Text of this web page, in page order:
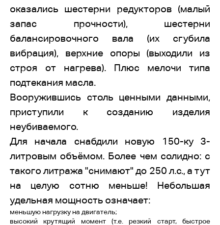
оказались шестерни редукторов (малый
запас прочности), шестерни
балансировочного вала (их сгубила
вибрация), верхние опоры (выходили из
строя от нагрева). Плюс мелочи типа
подтекания масла.
Вооружившись столь ценными данными,
приступили к созданию изделия
неубиваемого.
Для начала снабдили новую 150-ку 3-
литровым объёмом. Более чем солидно: с
такого литража "снимают" до 250 л.с., а тут
на целую сотню меньше! Небольшая
удельная мощность означает:
меньшую нагрузку на двигатель;
высокий крутящий момент (т.е. резкий старт, быстрое